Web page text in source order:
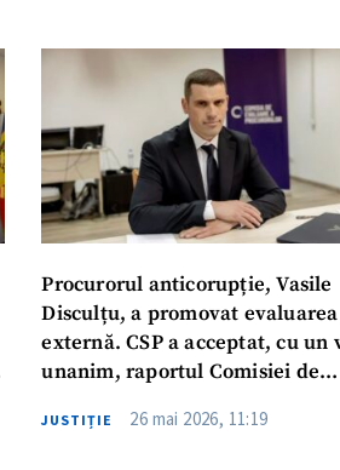
Procurorul anticorupție, Vasile
Disculțu, a promovat evaluarea
externă. CSP a acceptat, cu un
unanim, raportul Comisiei de
JUSTIȚIE 26 mai 2026, 11:19
Titlu știre + Adaugă titlu
Fotografie + Încarcă imagine
Link media + Link media